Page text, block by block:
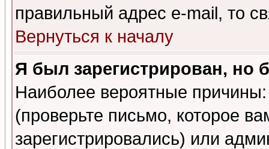
правильный адрес e-mail, то
Вернуться к началу
Я был зарегистрирован, но
Наиболее вероятные
(проверьте письмо, которое
зарегистрировались) или